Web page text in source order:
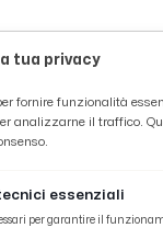
tua privacy
fornire funzionalità
analizzarne il traffico.
essenziali
per garantire il